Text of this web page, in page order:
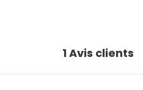
1Avis clients